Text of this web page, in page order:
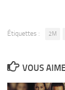
Étiquettes : 2M
VOUS